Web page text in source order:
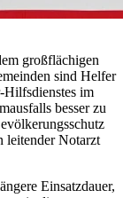
großflächigen
sind Helfer
Hilfsdienstes im
besser zu
leitender Notarzt
Einsatzdauer,